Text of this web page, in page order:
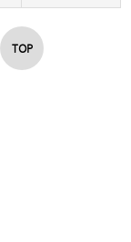
TOP